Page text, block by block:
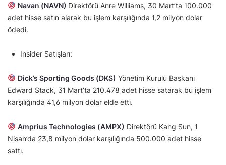
Navan (NAVN) Direktörü Anre Williams, 30 Mart’ta 100.000
adet hisse satın alarak bu işlem karşılığında 1,2 milyon dolar
ödedi.
Insider Satışları:
Dick’s Sporting Goods (DKS) Yönetim Kurulu Başkanı
Edward Stack, 31 Mart’ta 210.478 adet hisse satarak bu işlem
karşılığında 41,6 milyon dolar elde etti.
Amprius Technologies (AMPX) Direktörü Kang Sun, 1
Nisan’da 23,8 milyon dolar karşılığında 500.000 adet hisse
sattı.